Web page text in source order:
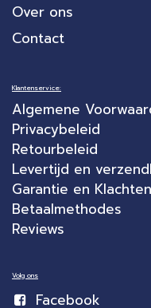
Over ons
Contact
Klantenservice:
Algemene
Privacybeleid
Retourbeleid
Levertijd en
Garantie en Klachten
Betaalmethodes
Reviews
Volg ons
Facebook